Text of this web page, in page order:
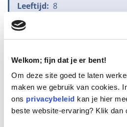
Welkom; fijn dat je er bent!
Om deze site goed te laten
maken we gebruik van cookies.
ons privacybeleid kan je hier
beste website-ervaring? Klik dan
Leeftijd: 8
Ras/type:
Geslacht:
Reden opvang: Gezondheid
Geplaatst
Otis is een ware blikvanger. Hij